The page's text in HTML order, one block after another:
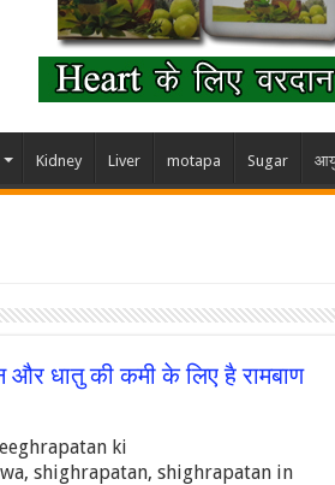
Kidney Liver motapa Sugar
धातु की कमी के लिए है रामबाण
ki
shighrapatan, shighrapatan in